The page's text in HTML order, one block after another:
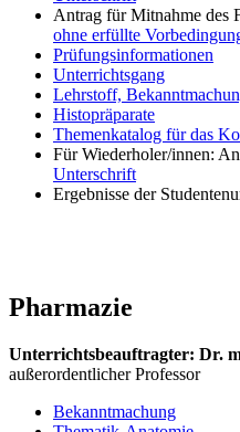
Antrag für Mitnahme des
ohne erfüllte
Prüfungsinformationen
Unterrichtsgang
Lehrstoff,
Histopräparate
Themenkatalog für das
Für Wiederholer/innen:
Unterschrift
Ergebnisse der
Pharmazie
Unterrichtsbeauftragter: Dr.
außerordentlicher Professor
Bekanntmachung